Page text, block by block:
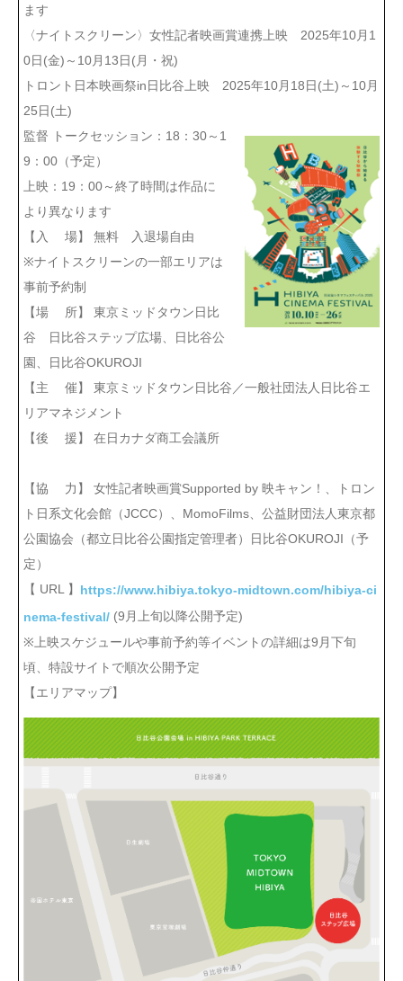
ます
〈ナイトスクリーン〉女性記者映画賞連携上映 2025年10月1
0日(金)～10月13日(月・祝)
トロント日本映画祭in日比谷上映 2025年10月18日(土)～10月
25日(土)
監督 トークセッション：18：30～1
9：00（予定）
上映：19：00～終了時間は作品に
より異なります
【入 場】 無料 入退場自由
※ナイトスクリーンの一部エリアは
事前予約制
【場 所】 東京ミッドタウン日比
谷 日比谷ステップ広場、日比谷公
園、日比谷OKUROJI
【主 催】 東京ミッドタウン日比谷／一般社団法人日比谷エ
リアマネジメント
【後 援】 在日カナダ商工会議所
【協 力】 女性記者映画賞Supported by 映キャン！、トロン
ト日系文化会館（JCCC）、MomoFilms、公益財団法人東京都
公園協会（都立日比谷公園指定管理者）日比谷OKUROJI（予
定）
【 URL 】
https://www.hibiya.tokyo-midtown.com/hibiya-ci
nema-festival/ (9月上旬以降公開予定)
※上映スケジュールや事前予約等イベントの詳細は9月下旬
頃、特設サイトで順次公開予定
【エリアマップ】